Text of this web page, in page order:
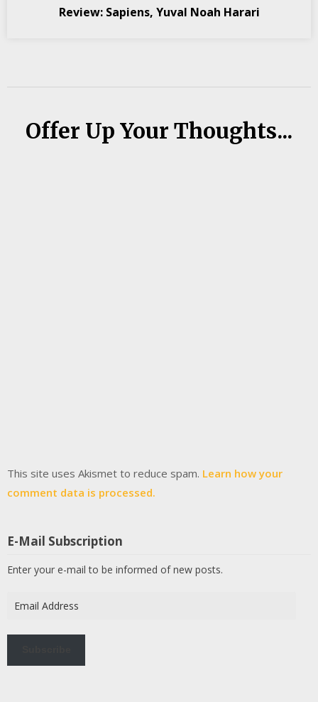
Review: Sapiens, Yuval Noah Harari
Offer Up Your Thoughts...
This site uses Akismet to reduce spam. Learn how your
comment data is processed.
E-Mail Subscription
Enter your e-mail to be informed of new posts.
Address